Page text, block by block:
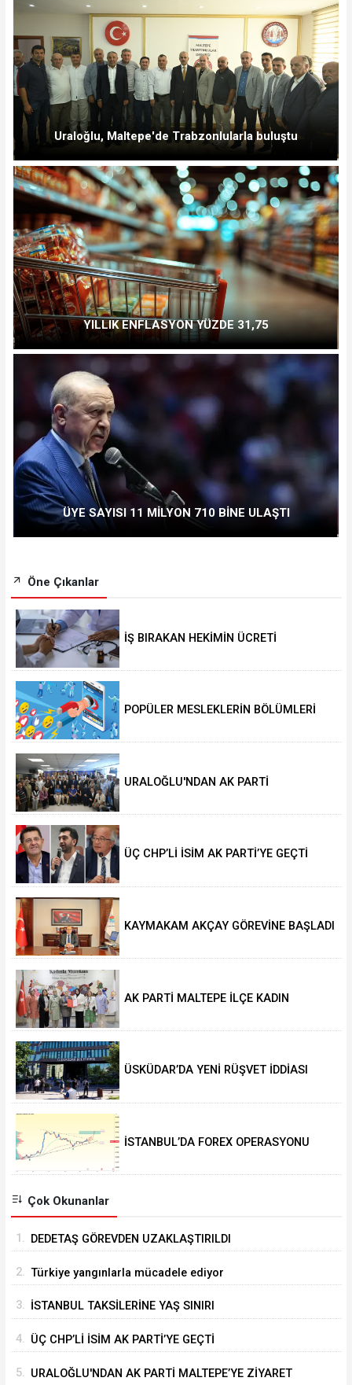
Uraloğlu, Maltepe'de Trabzonlularla buluştu
YILLIK ENFLASYON YÜZDE 31,75
ÜYE SAYISI 11 MİLYON 710 BİNE ULAŞTI
Öne Çıkanlar
İŞ BIRAKAN HEKİMİN ÜCRETİ
POPÜLER MESLEKLERİN BÖLÜMLERİ
URALOĞLU'NDAN AK PARTİ
ÜÇ CHP’Lİ İSİM AK PARTİ’YE GEÇTİ
KAYMAKAM AKÇAY GÖREVİNE BAŞLADI
AK PARTİ MALTEPE İLÇE KADIN
ÜSKÜDAR’DA YENİ RÜŞVET İDDİASI
İSTANBUL’DA FOREX OPERASYONU
Çok Okunanlar
1. DEDETAŞ GÖREVDEN UZAKLAŞTIRILDI
2. Türkiye yangınlarla mücadele ediyor
3. İSTANBUL TAKSİLERİNE YAŞ SINIRI
4. ÜÇ CHP’Lİ İSİM AK PARTİ’YE GEÇTİ
5. URALOĞLU'NDAN AK PARTİ MALTEPE’YE ZİYARET